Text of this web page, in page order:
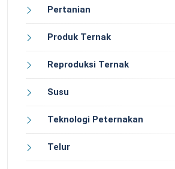
Pertanian
Produk Ternak
Reproduksi Ternak
Susu
Teknologi Peternakan
Telur